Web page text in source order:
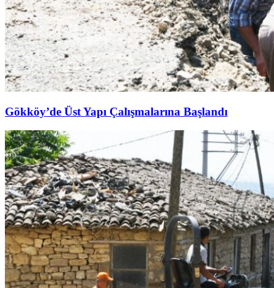
Gökköy’de Üst Yapı Çalışmalarına Başlandı